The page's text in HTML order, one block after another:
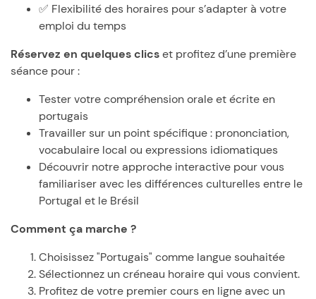
✅ Flexibilité des horaires pour s’adapter à votre
emploi du temps
Réservez en quelques clicset profitez d’une première
séance pour :
Tester votre compréhension orale et écrite en
portugais
Travailler sur un point spécifique : prononciation,
vocabulaire local ou expressions idiomatiques
Découvrir notre approche interactive pour vous
familiariser avec les différences culturelles entre le
Portugal et le Brésil
Comment ça marche ?
Choisissez "Portugais" comme langue souhaitée
Sélectionnez un créneau horaire qui vous convient.
Profitez de votre premier cours en ligne avec un